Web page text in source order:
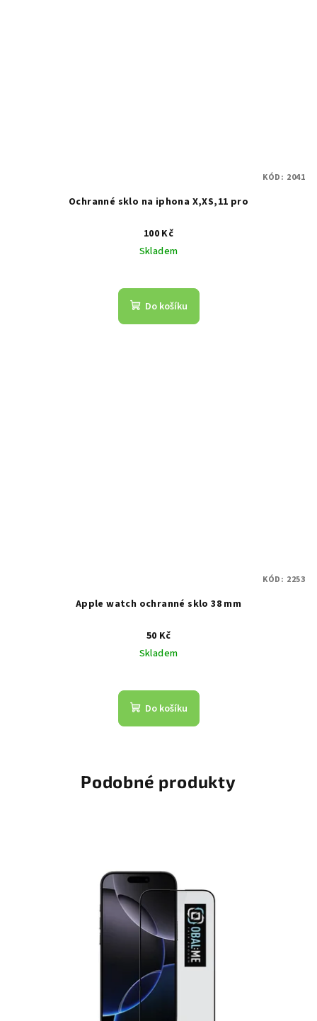
Ochranné sklo na iphona X,XS,11 pro
100 Kč
Skladem
Do košíku
KÓD: 2041
Apple watch ochranné sklo 38 mm
50 Kč
Skladem
Do košíku
KÓD: 2253
Podobné produkty